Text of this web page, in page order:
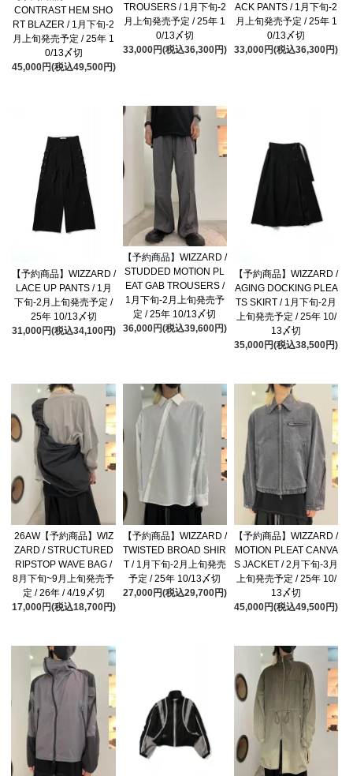
CONTRAST HEM SHO
RT BLAZER / 1月下旬-2
月上旬発売予定 / 25年 1
0/13〆切
45,000円(税込49,500円)
TROUSERS / 1月下旬-2
月上旬発売予定 / 25年 1
0/13〆切
33,000円(税込36,300円)
ACK PANTS / 1月下旬-2
月上旬発売予定 / 25年 1
0/13〆切
33,000円(税込36,300円)
【予約商品】WIZZARD /
LACE UP PANTS / 1月
下旬-2月上旬発売予定 /
25年 10/13〆切
31,000円(税込34,100円)
【予約商品】WIZZARD /
STUDDED MOTION PL
EAT GAB TROUSERS /
1月下旬-2月上旬発売予
定 / 25年 10/13〆切
36,000円(税込39,600円)
【予約商品】WIZZARD /
AGING DOCKING PLEA
TS SKIRT / 1月下旬-2月
上旬発売予定 / 25年 10/
13〆切
35,000円(税込38,500円)
26AW【予約商品】WIZ
ZARD / STRUCTURED
RIPSTOP WAVE BAG /
8月下旬~9月上旬発売予
定 / 26年 / 4/19〆切
17,000円(税込18,700円)
【予約商品】WIZZARD /
TWISTED BROAD SHIR
T / 1月下旬-2月上旬発売
予定 / 25年 10/13〆切
27,000円(税込29,700円)
【予約商品】WIZZARD /
MOTION PLEAT CANVA
S JACKET / 2月下旬-3月
上旬発売予定 / 25年 10/
13〆切
45,000円(税込49,500円)